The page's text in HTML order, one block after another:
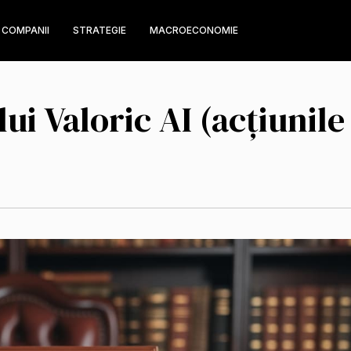
COMPANII STRATEGIE MACROECONOMIE
Valoric AI (acțiunile